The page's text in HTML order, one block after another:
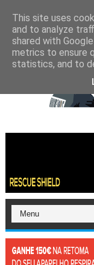
This site uses
and to analyze
shared with
metrics to ensure
statistics, and to